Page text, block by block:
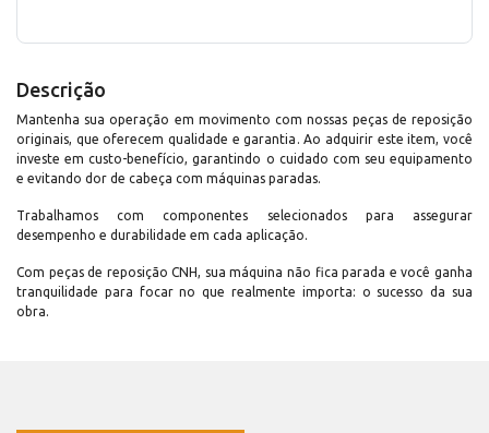
Descrição
Mantenha sua operação em movimento com nossas peças de reposição
originais, que oferecem qualidade e garantia. Ao adquirir este item, você
investe em custo-benefício, garantindo o cuidado com seu equipamento
e evitando dor de cabeça com máquinas paradas.
Trabalhamos com componentes selecionados para assegurar
desempenho e durabilidade em cada aplicação.
Com peças de reposição CNH, sua máquina não fica parada e você ganha
tranquilidade para focar no que realmente importa: o sucesso da sua
obra.